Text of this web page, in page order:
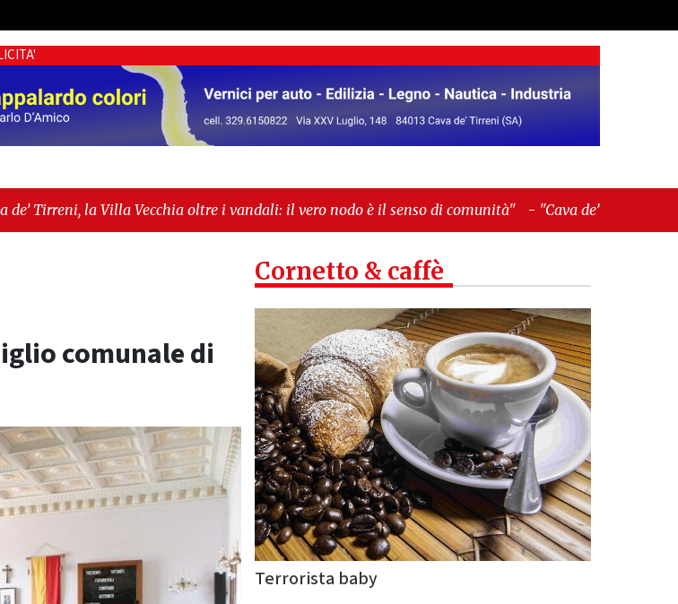
oltre i vandali: il vero nodo è il senso di comunità" -"Cava de’ Tirreni, La Fratellanza
“Serve chiarezza!”"
comunale di
Cornetto & caffè
Terrorista baby